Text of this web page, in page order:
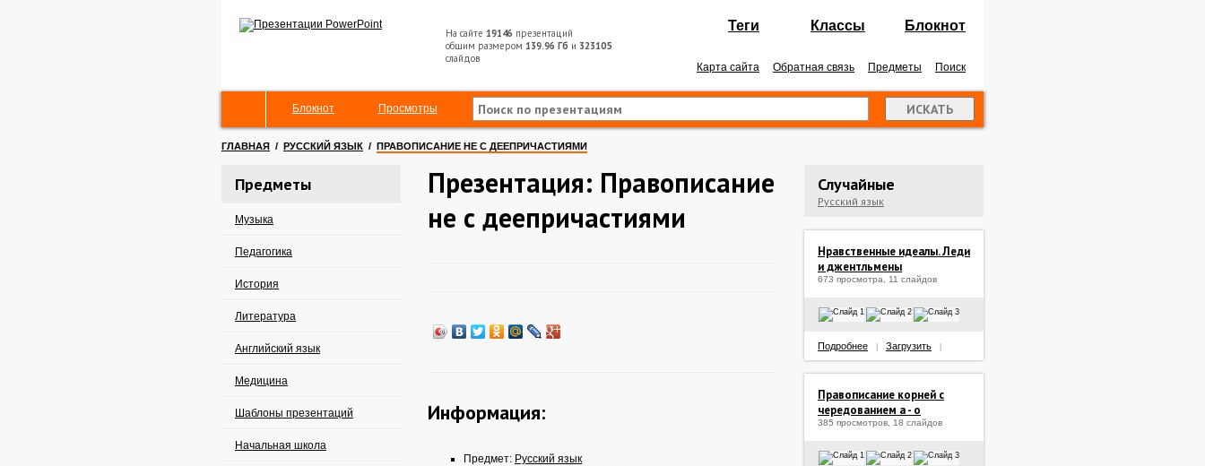
На сайте 19146 презентаций
общим размером 139.96 Гб и 323105
слайдов
Теги Классы Блокнот
Карта сайта Обратная связь Предметы Поиск
Блокнот Просмотры
ГЛАВНАЯ / РУССКИЙ ЯЗЫК / ПРАВОПИСАНИЕ НЕ С ДЕЕПРИЧАСТИЯМИ
Предметы
Музыка
Педагогика
История
Литература
Английский язык
Медицина
Шаблоны презентаций
Начальная школа
Презентация: Правописание
не с деепричастиями
Информация:
Предмет: Русский язык
Случайные
Русский язык
Нравственные идеалы. Леди
и джентльмены
673 просмотра, 11 слайдов
Подробнее Загрузить
Правописание корней с
чередованием а - о
385 просмотров, 18 слайдов